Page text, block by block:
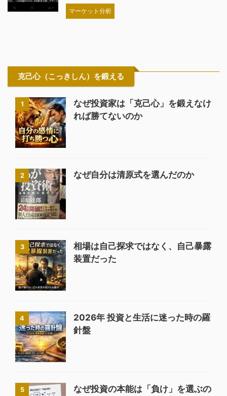
マーケット分析
克己心（こっきしん）を鍛える
1
なぜ投資家は「克己心」を鍛えなけ
れば勝てないのか
2 なぜ自分は清原式を選んだのか
3
相場は自己探求ではなく、自己暴露
装置だった
4
2026年 投資と生活に迷った時の羅
針盤
5 なぜ投資の本能は「負け」を選ぶの